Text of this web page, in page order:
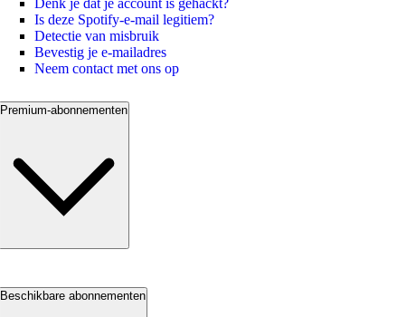
Denk je dat je account is gehackt?
Is deze Spotify-e-mail legitiem?
Detectie van misbruik
Bevestig je e-mailadres
Neem contact met ons op
Premium-abonnementen
Beschikbare abonnementen